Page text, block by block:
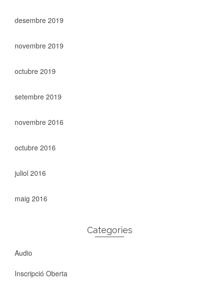
desembre 2019
novembre 2019
octubre 2019
setembre 2019
novembre 2016
octubre 2016
juliol 2016
maig 2016
Categories
Audio
Inscripció Oberta